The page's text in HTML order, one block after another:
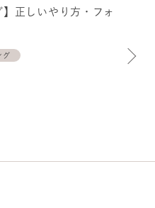
】正しいやり方・フォ
グ